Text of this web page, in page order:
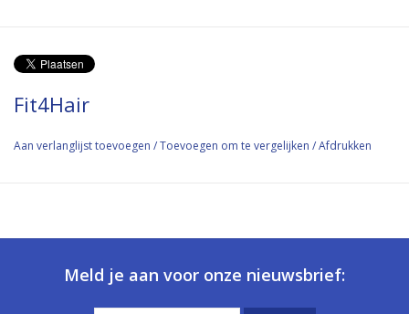
Fit4Hair
Aan verlanglijst toevoegen /Toevoegen om te vergelijken /Afdrukken
Meld je aan voor onze nieuwsbrief: